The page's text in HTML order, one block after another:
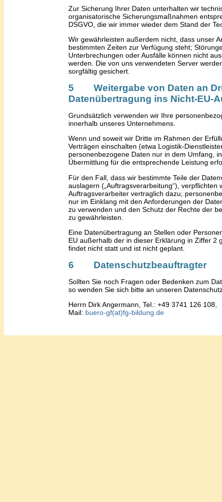
Zur Sicherung Ihrer Daten unterhalten wir
organisatorische Sicherungsmaßnahmen
DSGVO, die wir immer wieder dem Stand der
Wir gewährleisten außerdem nicht, dass unser
bestimmten Zeiten zur Verfügung steht;
Unterbrechungen oder Ausfälle können nicht
werden. Die von uns verwendeten Server
sorgfältig gesichert.
5 Weitergabe von Daten an
Datenübertragung ins Nicht-EU-
Grundsätzlich verwenden wir Ihre
innerhalb unseres Unternehmens.
Wenn und soweit wir Dritte im Rahmen der
Verträgen einschalten (etwa Logistik-
personenbezogene Daten nur in dem Umfang,
Übermittlung für die entsprechende Leistung
Für den Fall, dass wir bestimmte Teile der
auslagern („Auftragsverarbeitung“), verpflichten
Auftragsverarbeiter vertraglich dazu,
nur im Einklang mit den Anforderungen der
zu verwenden und den Schutz der Rechte der
zu gewährleisten.
Eine Datenübertragung an Stellen oder
EU außerhalb der in dieser Erklärung in Ziffer 2
findet nicht statt und ist nicht geplant.
6 Datenschutzbeauftragter
Sollten Sie noch Fragen oder Bedenken zum
so wenden Sie sich bitte an unseren
Herrn Dirk Angermann, Tel.: +49 3741 126 108,
Mail: buero-gf(at)fg-bildung.de